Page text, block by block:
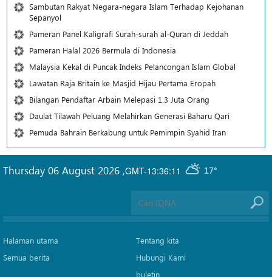
Sambutan Rakyat Negara-negara Islam Terhadap Kejohanan
Sepanyol
Pameran Panel Kaligrafi Surah-surah al-Quran di Jeddah
Pameran Halal 2026 Bermula di Indonesia
Malaysia Kekal di Puncak Indeks Pelancongan Islam Global
Lawatan Raja Britain ke Masjid Hijau Pertama Eropah
Bilangan Pendaftar Arbain Melepasi 1.3 Juta Orang
Daulat Tilawah Peluang Melahirkan Generasi Baharu Qari
Pemuda Bahrain Berkabung untuk Pemimpin Syahid Iran
GMT-13:36:11 17°
Thursday 06 August 2026 ,
Halaman utama
Semua berita
Tentang kita
Hubungi Kami
buletin